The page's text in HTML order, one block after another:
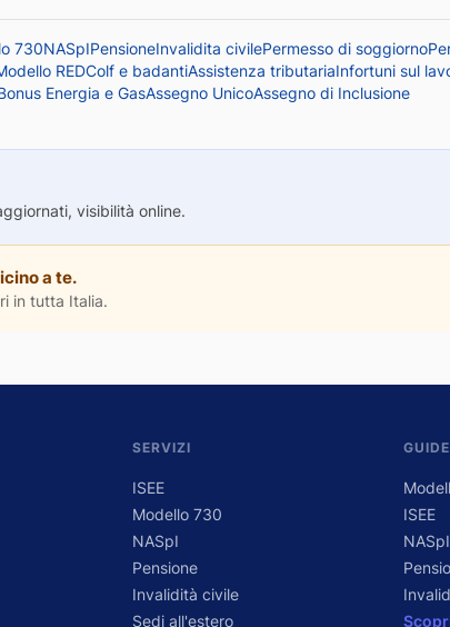
730NASpIPensioneInvalidita civilePermesso di soggiorno
REDColf e badantiAssistenza tributariaInfortuni sul
Energia e GasAssegno UnicoAssegno di Inclusione
visibilità online.
a te.
in tutta Italia.
SERVIZI
ISEE
Modello 730
NASpI
Pensione
Invalidità civile
Sedi all'estero
ISEE
NASpI